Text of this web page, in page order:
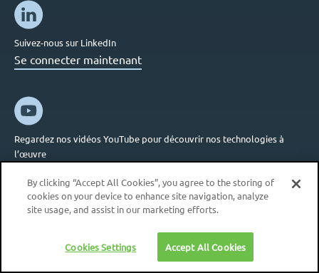
Suivez-nous sur LinkedIn
Se connecter maintenant
Regardez nos vidéos YouTube pour découvrir nos technologies à
l’œuvre
© 2026 i4F Patents & Technologies
By clicking “Accept All Cookies”, you agree to the storing of
cookies on your device to enhance site navigation, analyze
site usage, and assist in our marketing efforts.
Cookies Settings Accept All Cookies